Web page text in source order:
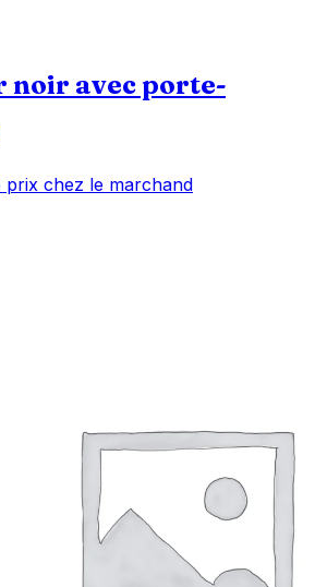
noir avec porte-
prix chez le marchand